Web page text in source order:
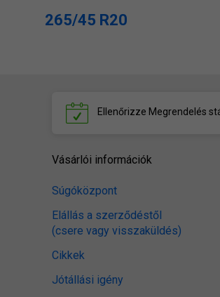
265/45 R20
Ellenőrizze Megrendelés
Vásárlói információk
Súgóközpont
Elállás a szerződéstől
(csere vagy visszaküldés)
Cikkek
Jótállási igény